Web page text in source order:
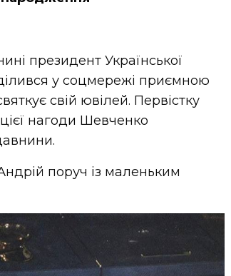
президент Української
у соцмережі приємною
свій ювілей. Первістку
нагоди Шевченко
поруч із маленьким